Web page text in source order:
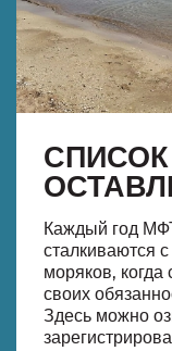
Каждый год
сталкиваются
моряков,
своих
Здесь можно